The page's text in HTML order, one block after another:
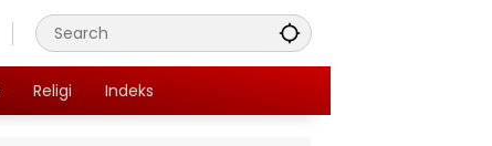
Religi Indeks